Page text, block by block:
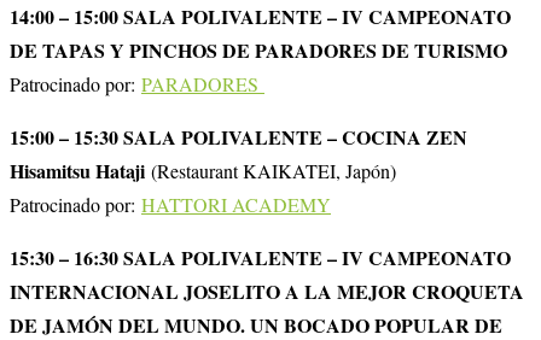
14:00 – 15:00 SALA POLIVALENTE – IV CAMPEONATO
DE TAPAS Y PINCHOS DE PARADORES DE TURISMO
Patrocinado por: PARADORES
15:00 – 15:30 SALA POLIVALENTE – COCINA ZEN
Hisamitsu Hataji (Restaurant KAIKATEI, Japón)
Patrocinado por: HATTORI ACADEMY
15:30 – 16:30 SALA POLIVALENTE – IV CAMPEONATO
INTERNACIONAL JOSELITO A LA MEJOR CROQUETA
DE JAMÓN DEL MUNDO. UN BOCADO POPULAR DE